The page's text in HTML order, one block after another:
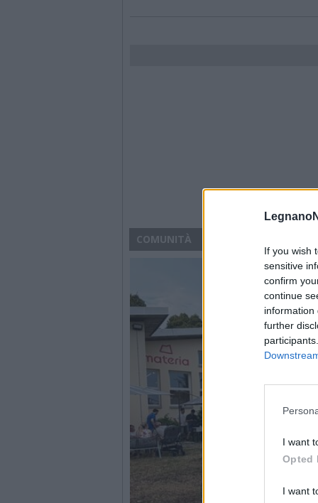
If you wish
sensitive
confirm
continue
information
further
I want
Opted
I want
COMUNITÀ